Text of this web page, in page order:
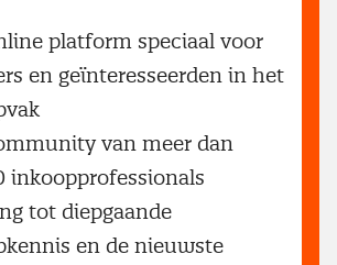
platform speciaal voor
en geïnteresseerden in het
van meer dan
inkoopprofessionals
tot diepgaande
en de nieuwste